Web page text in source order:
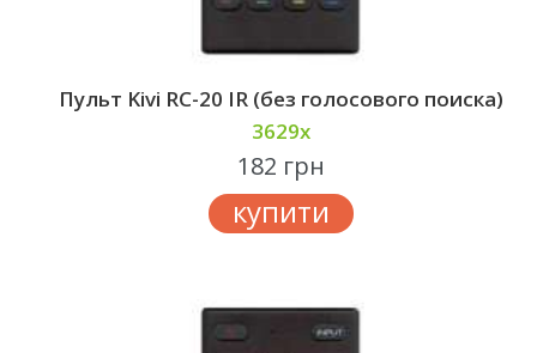
Пульт Kivi RC-20 IR (без голосового поиска)
3629x
182 грн
купити